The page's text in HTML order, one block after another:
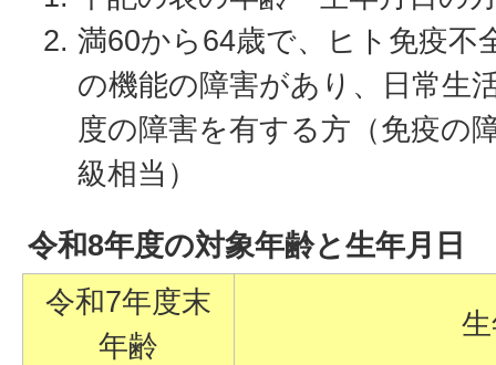
満60から64歳で、ヒト免疫不
の機能の障害があり、日常生
度の障害を有する方（免疫の
級相当）
令和8年度の対象年齢と生年月日
令和7年度末
年齢